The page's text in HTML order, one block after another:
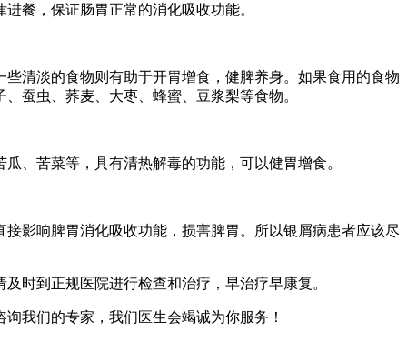
餐，保证肠胃正常的消化吸收功能。
清淡的食物则有助于开胃增食，健脾养身。如果食用的食物
蚕虫、荞麦、大枣、蜂蜜、豆浆梨等食物。
、苦菜等，具有清热解毒的功能，可以健胃增食。
影响脾胃消化吸收功能，损害脾胃。所以银屑病患者应该尽
时到正规医院进行检查和治疗，早治疗早康复。
我们的专家，我们医生会竭诚为你服务！